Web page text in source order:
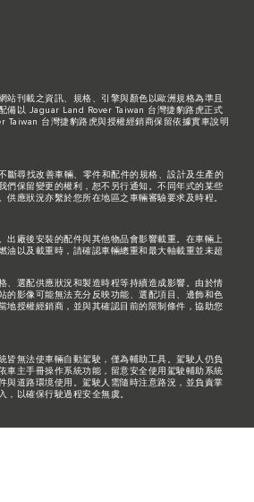
站刊載之資訊、規格、引擎與顏色以歐洲規格為準且
備以 Jaguar Land Rover Taiwan 台灣捷豹路虎正式
Taiwan 台灣捷豹路虎與授權經銷商保留依據實車說明
尋找改善車輛、零件和配件的規格、設計及生產的
們保留變更的權利，恕不另行通知。不同年式的某些
供應狀況亦繫於您所在地區之車輛審驗要求及時程。
出廠後安裝的配件與其他物品會影響載重。在車輛上
油以及載重時，請確認車輛總重和最大軸載重並未超
、選配供應狀況和製造時程等持續造成影響。由於情
的影像可能無法充分反映功能、選配項目、邊飾和色
地授權經銷商，並與其確認目前的限制條件，協助您
皆無法使車輛自動駕駛，僅為輔助工具。駕駛人仍負
車主手冊操作系統功能，留意安全使用駕駛輔助系統
與道路環境使用。駕駛人需隨時注意路況，並負責掌
，以確保行駛過程安全無虞。